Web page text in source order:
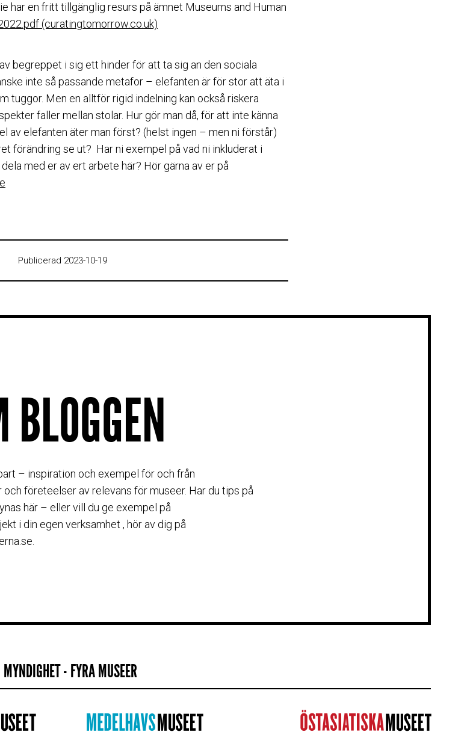
har en fritt tillgänglig resurs på ämnet Museums and Human
(curatingtomorrow.co.uk)
begreppet i sig ett hinder för att ta sig an den sociala
inte så passande metafor – elefanten är för stor att äta i
tuggor. Men en alltför rigid indelning kan också riskera
faller mellan stolar. Hur gör man då, för att inte känna
av elefanten äter man först? (helst ingen – men ni förstår)
förändring se ut? Har ni exempel på vad ni inkluderat i
med er av ert arbete här? Hör gärna av er på
Publicerad 2023-10-19
BLOGGEN
– inspiration och exempel för och från
företeelser av relevans för museer. Har du tips på
här – eller vill du ge exempel på
i din egen verksamhet , hör av dig på
MYNDIGHET - FYRA MUSEER